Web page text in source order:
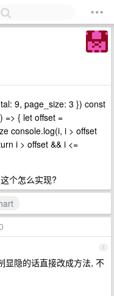
9, page_size: 3 }) const
=> { let offset =
console.log(i, i > offset
i > offset && i <=
个怎么实现?
1
显隐的话直接改成方法, 不